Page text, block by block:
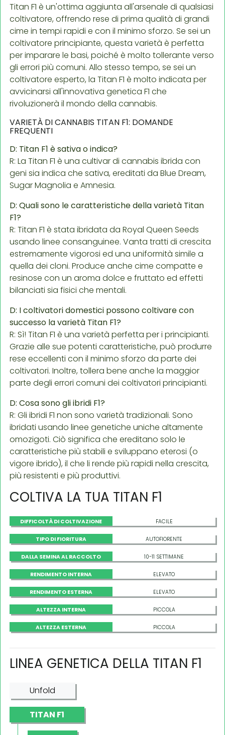
Titan F1 è un'ottima aggiunta all'arsenale di qualsiasi
coltivatore, offrendo rese di prima qualità di grandi
cime in tempi rapidi e con il minimo sforzo. Se sei un
coltivatore principiante, questa varietà è perfetta
per imparare le basi, poiché è molto tollerante verso
gli errori più comuni. Allo stesso tempo, se sei un
coltivatore esperto, la Titan F1 è molto indicata per
avvicinarsi all'innovativa genetica F1 che
rivoluzionerà il mondo della cannabis.
VARIETÀ DI CANNABIS TITAN F1: DOMANDE
FREQUENTI
D: Titan F1 è sativa o indica?
R: La Titan F1 è una cultivar di cannabis ibrida con
geni sia indica che sativa, ereditati da Blue Dream,
Sugar Magnolia e Amnesia.
D: Quali sono le caratteristiche della varietà Titan
F1?
R: Titan F1 è stata ibridata da Royal Queen Seeds
usando linee consanguinee. Vanta tratti di crescita
estremamente vigorosi ed una uniformità simile a
quella dei cloni. Produce anche cime compatte e
resinose con un aroma dolce e fruttato ed effetti
bilanciati sia fisici che mentali.
D: I coltivatori domestici possono coltivare con
successo la varietà Titan F1?
R: Sì! Titan F1 è una varietà perfetta per i principianti.
Grazie alle sue potenti caratteristiche, può produrre
rese eccellenti con il minimo sforzo da parte dei
coltivatori. Inoltre, tollera bene anche la maggior
parte degli errori comuni dei coltivatori principianti.
D: Cosa sono gli ibridi F1?
R: Gli ibridi F1 non sono varietà tradizionali. Sono
ibridati usando linee genetiche uniche altamente
omozigoti. Ciò significa che ereditano solo le
caratteristiche più stabili e sviluppano eterosi (o
vigore ibrido), il che li rende più rapidi nella crescita,
più resistenti e più produttivi.
COLTIVA LA TUA TITAN F1
DIFFICOLTÀ DI COLTIVAZIONE FACILE
TIPO DI FIORITURA AUTOFIORENTE
DALLA SEMINA AL RACCOLTO 10-11 SETTIMANE
RENDIMENTO INTERNA ELEVATO
RENDIMENTO ESTERNA ELEVATO
ALTEZZA INTERNA PICCOLA
ALTEZZA ESTERNA PICCOLA
LINEA GENETICA DELLA TITAN F1
Unfold
TITAN F1